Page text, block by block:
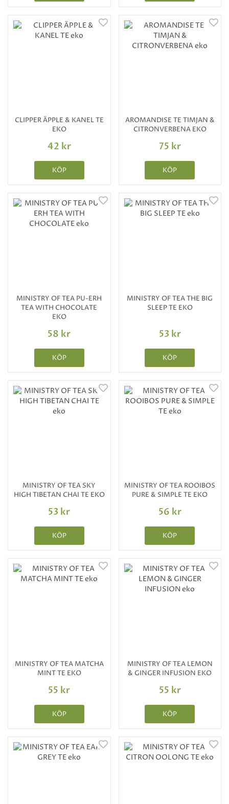
CLIPPER ÄPPLE & KANEL TE
EKO
42 kr
KÖP
AROMANDISE TE TIMJAN &
CITRONVERBENA EKO
75 kr
KÖP
MINISTRY OF TEA PU-ERH
TEA WITH CHOCOLATE
EKO
58 kr
KÖP
MINISTRY OF TEA THE BIG
SLEEP TE EKO
53 kr
KÖP
MINISTRY OF TEA SKY
HIGH TIBETAN CHAI TE EKO
53 kr
KÖP
MINISTRY OF TEA ROOIBOS
PURE & SIMPLE TE EKO
56 kr
KÖP
MINISTRY OF TEA MATCHA
MINT TE EKO
55 kr
KÖP
MINISTRY OF TEA LEMON
& GINGER INFUSION EKO
55 kr
KÖP